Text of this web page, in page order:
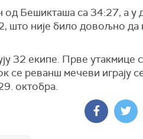
Бешикташа са 34:27, а у
што није било довољно да
32 екипе. Прве утакмице
се реванш мечеви играју
октобра.